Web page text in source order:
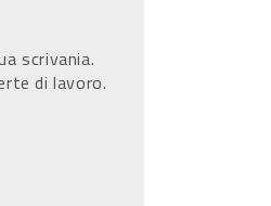
scrivania.
di lavoro.